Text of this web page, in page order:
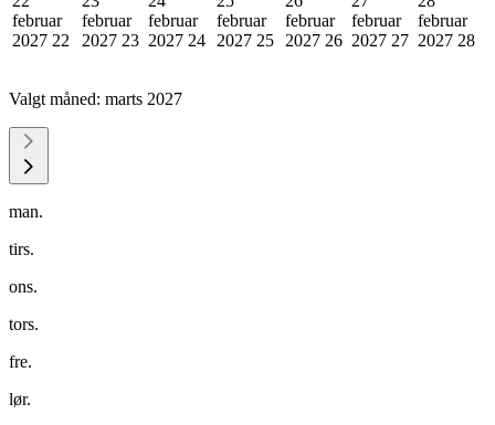
februar
2027 22
februar
2027 23
februar
2027 24
februar
2027 25
februar
2027 26
februar
2027 27
februar
2027 28
Valgt måned: marts 2027
man.
tirs.
ons.
tors.
fre.
lør.